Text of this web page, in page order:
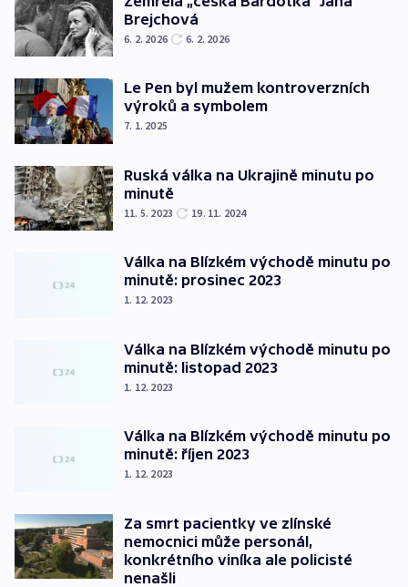
Brejchová
6. 2. 2026 6. 2. 2026
Le Pen byl mužem kontroverzních
výroků a symbolem
7. 1. 2025
Ruská válka na Ukrajině minutu po
minutě
11. 5. 2023 19. 11. 2024
Válka na Blízkém východě minutu po
minutě: prosinec 2023
1. 12. 2023
Válka na Blízkém východě minutu po
minutě: listopad 2023
1. 12. 2023
Válka na Blízkém východě minutu po
minutě: říjen 2023
1. 12. 2023
Za smrt pacientky ve zlínské
nemocnici může personál,
konkrétního viníka ale policisté
nenašli